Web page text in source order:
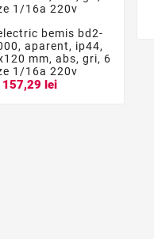
 
bemis bd2-
aparent, ip44,
mm, abs, gri, 6
1/16a 220v
157,29 lei